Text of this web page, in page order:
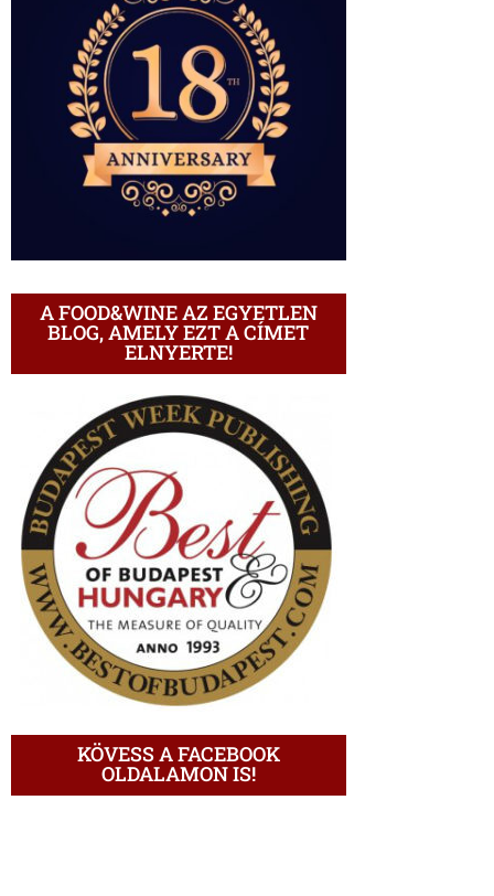
A FOOD&WINE AZ EGYETLEN
BLOG, AMELY EZT A CÍMET
ELNYERTE!
KÖVESS A FACEBOOK
OLDALAMON IS!